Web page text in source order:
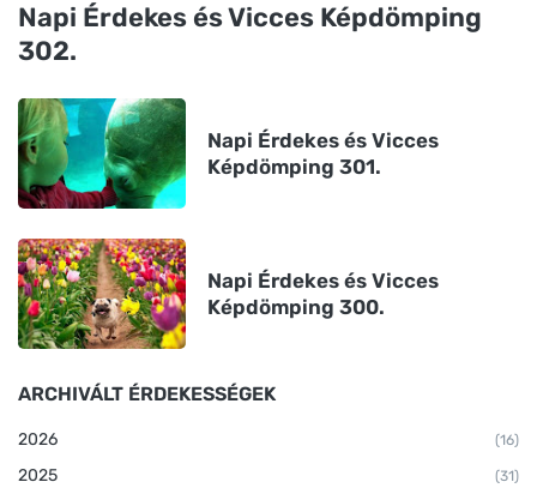
Napi Érdekes és Vicces Képdömping
302.
Napi Érdekes és Vicces
Képdömping 301.
Napi Érdekes és Vicces
Képdömping 300.
ARCHIVÁLT ÉRDEKESSÉGEK
2026 (16)
2025 (31)